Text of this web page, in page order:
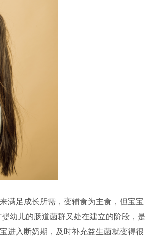
满足成长所需，变辅食为主食，但宝宝
幼儿的肠道菌群又处在建立的阶段，是
进入断奶期，及时补充益生菌就变得很